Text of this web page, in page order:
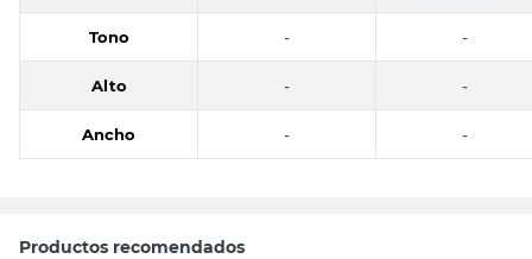
Tono - -
Alto - -
Ancho - -
Productos recomendados